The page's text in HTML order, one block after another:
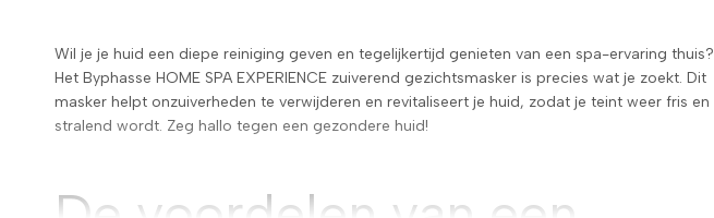
Wil je je huid een diepe reiniging geven en tegelijkertijd genieten van een spa-ervaring thuis?
Het Byphasse HOME SPA EXPERIENCE zuiverend gezichtsmasker is precies wat je zoekt. Dit
masker helpt onzuiverheden te verwijderen en revitaliseert je huid, zodat je teint weer fris en
stralend wordt. Zeg hallo tegen een gezondere huid!